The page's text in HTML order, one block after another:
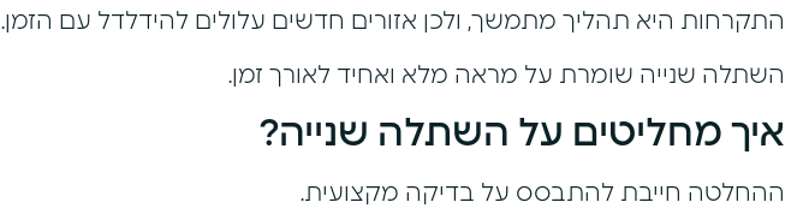
התקרחות היא תהליך מתמשך, ולכן אזורים חדשים עלולים להידלדל עם הזמן.
השתלה שנייה שומרת על מראה מלא ואחיד לאורך זמן.
איך מחליטים על השתלה שנייה?
ההחלטה חייבת להתבסס על בדיקה מקצועית.